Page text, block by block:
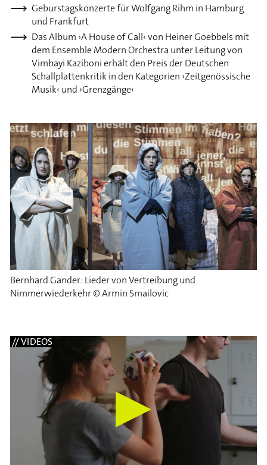
Bernhard Gander: Lieder von Vertreibung und
Nimmerwiederkehr © Armin Smailovic
Geburstagskonzerte für Wolfgang Rihm in Hamburg
und Frankfurt
Das Album ›A House of Call‹ von Heiner Goebbels mit
dem Ensemble Modern Orchestra unter Leitung von
Vimbayi Kaziboni erhält den Preis der Deutschen
Schallplattenkritik in den Kategorien ›Zeitgenössische
Musik‹ und ›Grenzgänge‹
// VIDEOS